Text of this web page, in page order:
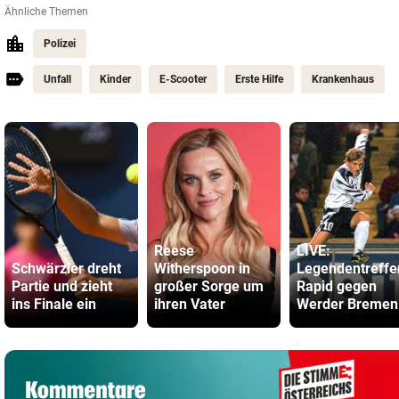
Ähnliche Themen
Polizei
Unfall Kinder E-Scooter Erste Hilfe Krankenhaus
Schwärzler dreht
Partie und zieht
ins Finale ein
Reese
Witherspoon in
großer Sorge um
ihren Vater
LIVE:
Rapid gegen
Werder Bremen